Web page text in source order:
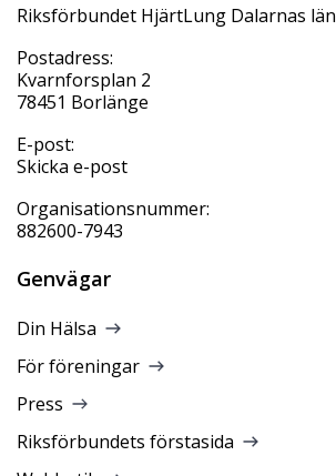
Riksförbundet HjärtLung Dalarnas län
Postadress:
Kvarnforsplan 2
78451 Borlänge
E-post:
Skicka e-post
Organisationsnummer:
882600-7943
Genvägar
Din Hälsa
För föreningar
Press
Riksförbundets förstasida